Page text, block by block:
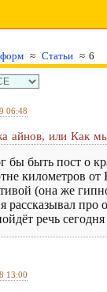
≈ Статьи ≈ 6
06:48
айнов, или Как
бы быть пост о
километров от
(она же
я рассказывал
речь
13:00